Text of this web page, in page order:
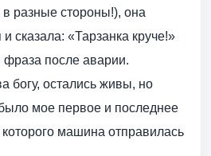
разные стороны!), она
сказала: «Тарзанка круче!»
после аварии.
богу, остались живы, но
мое первое и последнее
машина отправилась